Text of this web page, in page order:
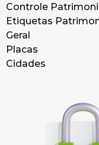
Controle
Etiquetas
Geral
Placas
Cidades